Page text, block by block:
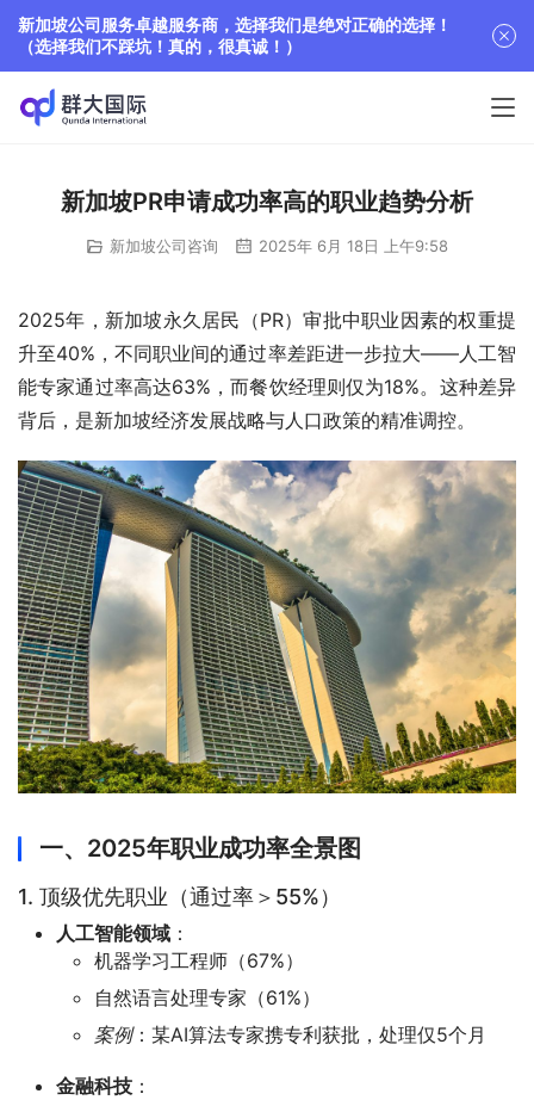
新加坡PR申请成功率高的职业趋势分析
新加坡公司咨询 2025年 6月 18日 上午9:58
2025年，新加坡永久居民（PR）审批中职业因素的权重提
升至40%，不同职业间的通过率差距进一步拉大——人工智
能专家通过率高达63%，而餐饮经理则仅为18%。这种差异
背后，是新加坡经济发展战略与人口政策的精准调控。
一、2025年职业成功率全景图
1. 顶级优先职业（通过率＞55%）
人工智能领域 ：
机器学习工程师（67%）
自然语言处理专家（61%）
案例：某AI算法专家携专利获批，处理仅5个月
金融科技 ：
新加坡公司服务卓越服务商，选择我们是绝对正确的选择！
（选择我们不踩坑！真的，很真诚！）